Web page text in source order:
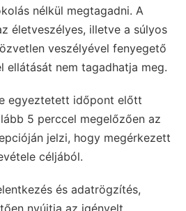
nélkül megtagadni. A
életveszélyes, illetve a súlyos
veszélyével fenyegető
ellátását nem tagadhatja meg.
egyeztetett időpont előtt
5 perccel megelőzően az
jelzi, hogy megérkezett
céljából.
és adatrögzítés,
nyújtja az igényelt